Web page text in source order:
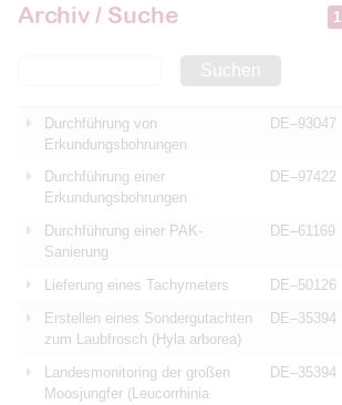
Archiv / Suche 1
Suchen
Durchführung von
Erkundungsbohrungen
DE–93047
Durchführung einer
Erkundungsbohrungen
DE–97422
Durchführung einer PAK-
Sanierung
DE–61169
Lieferung eines Tachymeters DE–50126
Erstellen eines Sondergutachten
zum Laubfrosch (Hyla arborea)
DE–35394
Landesmonitoring der großen
Moosjungfer (Leucorrhinia
DE–35394